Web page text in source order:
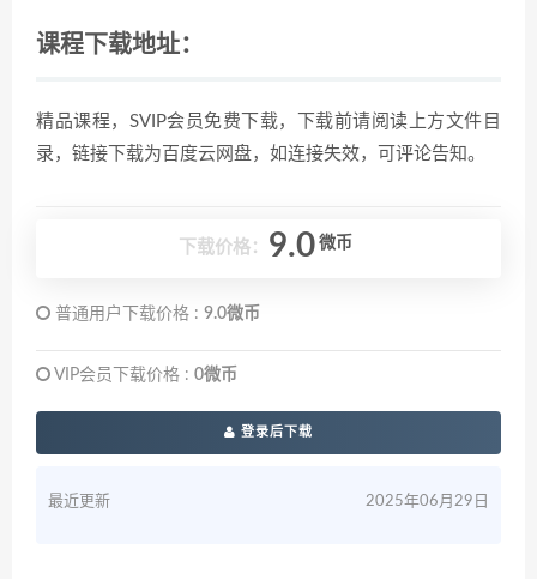
课程下载地址：
精品课程，SVIP会员免费下载，下载前请阅读上方文件目
录，链接下载为百度云网盘，如连接失效，可评论告知。
下载价格： 9.0 微币
普通用户下载价格 : 9.0微币
VIP会员下载价格 : 0微币
登录后下载
最近更新 2025年06月29日